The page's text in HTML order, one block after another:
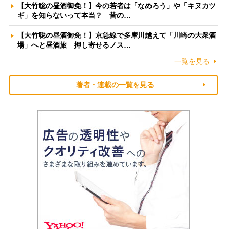
【大竹聡の昼酒御免！】今の若者は「なめろう」や「キヌカツ
ギ」を知らないって本当？ 昔の…
【大竹聡の昼酒御免！】京急線で多摩川越えて「川崎の大衆酒
場」へと昼酒旅 押し寄せるノス…
一覧を見る
著者・連載の一覧を見る